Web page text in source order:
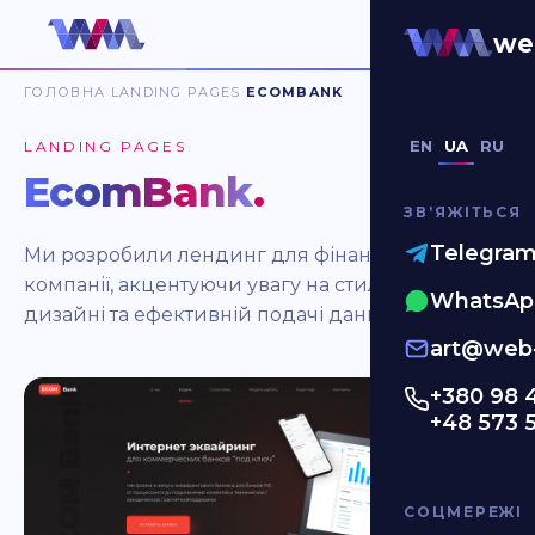
EN UA RU
ЗВʼЯЖІТЬСЯ
+380 98
+48 573
СОЦМЕРЕЖІ
ГОЛОВНА LANDING PAGES ECOMBANK
LANDING PAGES
EcomBank.
Ми розробили лендинг для фінансової
компанії, акцентуючи увагу на стильному
дизайні та ефективній подачі даних.